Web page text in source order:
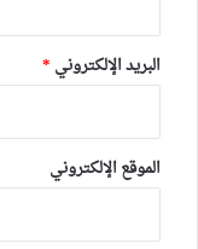
البريد الإلكتروني *
الموقع الإلكتروني